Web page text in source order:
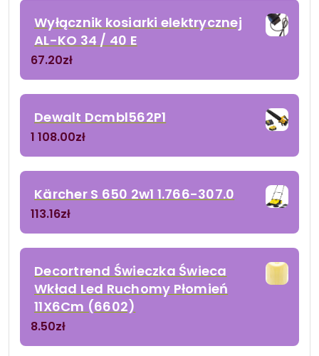
Wyłącznik kosiarki elektrycznej
AL-KO 34 / 40 E
67.20zł
Dewalt Dcmbl562P1
1 108.00zł
Kärcher S 650 2w1 1.766-307.0
113.16zł
Decortrend Świeczka Świeca
Wkład Led Ruchomy Płomień
11X6Cm (6602)
8.50zł